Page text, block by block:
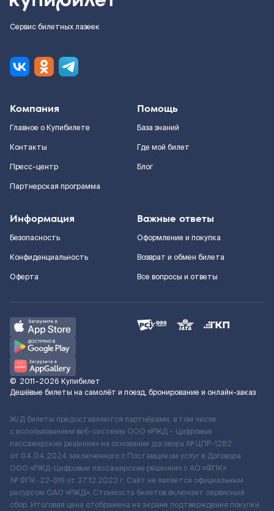
Сервис билетных лазеек
Компания
Главное о Купибилете
Контакты
Пресс-центр
Партнерская программа
Помощь
База знаний
Где мой билет
Блог
Информация
Безопасность
Конфиденциальность
Оферта
Важные ответы
Оформление и покупка
Возврат и обмен билета
Все вопросы и ответы
© 2011–2026 Купибилет
Дешёвые билеты на самолёт и поезд, бронирование и онлайн-заказ
Ж/Д билеты предоставляются партнёрами, в том числе
с использованием веб-системы ООО «РЖД – Цифровые
пассажирские решения» на основании договора № ЦПР-1282
от 04.04.2024 заключенного с Поставщиком услуг и Договора
ООО «РЖД-Цифровые пассажирские решения» c АО «ФПК»
№ ФПК-22-316 от 27.12.2022 г. Сайт не является официальным
ресурсом ОАО «РЖД». Стоимость билетов включает сервисный
сбор. Итоговая цена отображена на экране подтверждения покупки.